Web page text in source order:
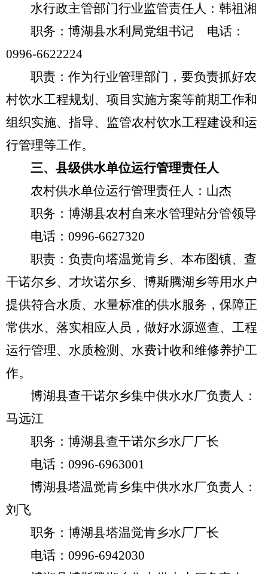
水行政主管部门行业监管责任人：韩祖湘
职务：博湖县水利局党组书记
电话：
0996-6622224
职责：作为行业管理部门，要负责抓好农
村饮水工程规划、项目实施方案等前期工作和
组织实施、指导、监管农村饮水工程建设和运
行管理等工作。
三、县级供水单位运行管理责任人
农村供水单位运行管理责任人：山杰
职务：博湖县农村自来水管理站分管领导
电话： 0996-6627320
职责：负责向塔温觉肯乡、本布图镇、查
干诺尔乡、才坎诺尔乡、博斯腾湖乡等用水户
提供符合水质、水量标准的供水服务，保障正
常供水、落实相应人员，做好水源巡查、工程
运行管理、水质检测、水费计收和维修养护工
作。
博湖县查干诺尔乡集中供水水厂负责人：
马远江
职务：博湖县查干诺尔乡水厂厂长
电话： 0996-6963001
博湖县塔温觉肯乡集中供水水厂负责人：
刘飞
职务：博湖县塔温觉肯乡水厂厂长
电话： 0996-6942030